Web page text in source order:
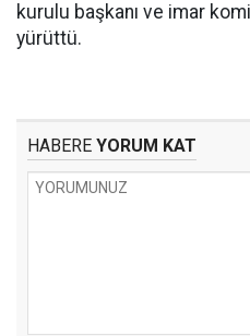
kurulu başkanı ve imar
yürüttü.
HABERE YORUM KAT